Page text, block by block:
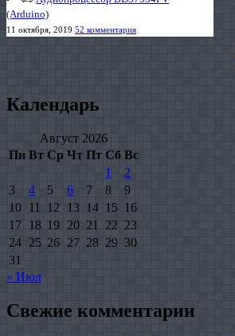
(Arduino)
11 октября, 2019 52 комментария
Календарь
Август 2026
Пн Вт Ср Чт Пт Сб Вс
1
2
3
4 5 6 7 8
9
10 11 12 13 14 15 16
17
18 19 20 21 22 23
24 25 26 27 28 29 30
31
« Июл
Свежие комментарии